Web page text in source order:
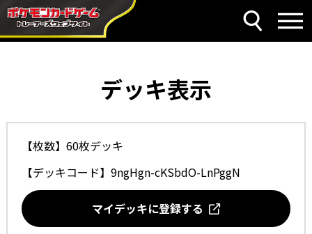
デッキ表示
【枚数】60枚デッキ
【デッキコード】 9ngHgn-cKSbdO-LnPggN
マイデッキに登録する